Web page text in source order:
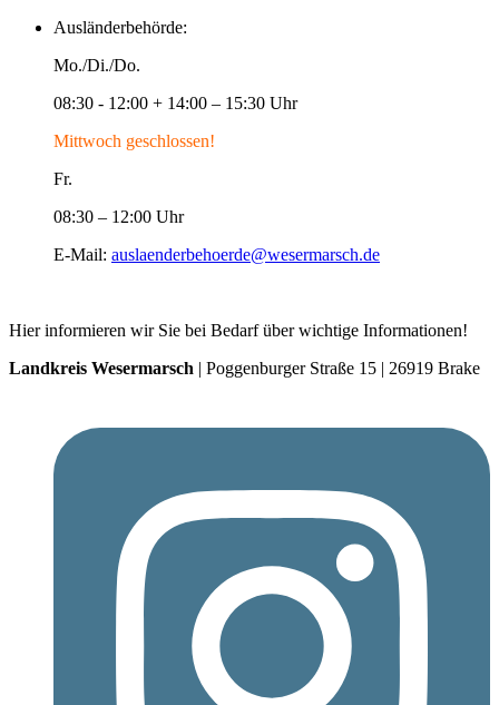
Ausländerbehörde:
Mo./Di./Do.
08:30 - 12:00 + 14:00 – 15:30 Uhr
Mittwoch geschlossen!
Fr.
08:30 – 12:00 Uhr
E-Mail: auslaenderbehoerde@wesermarsch.de
Hier informieren wir Sie bei Bedarf über wichtige Informationen!
Landkreis Wesermarsch | Poggenburger Straße 15 | 26919 Brake